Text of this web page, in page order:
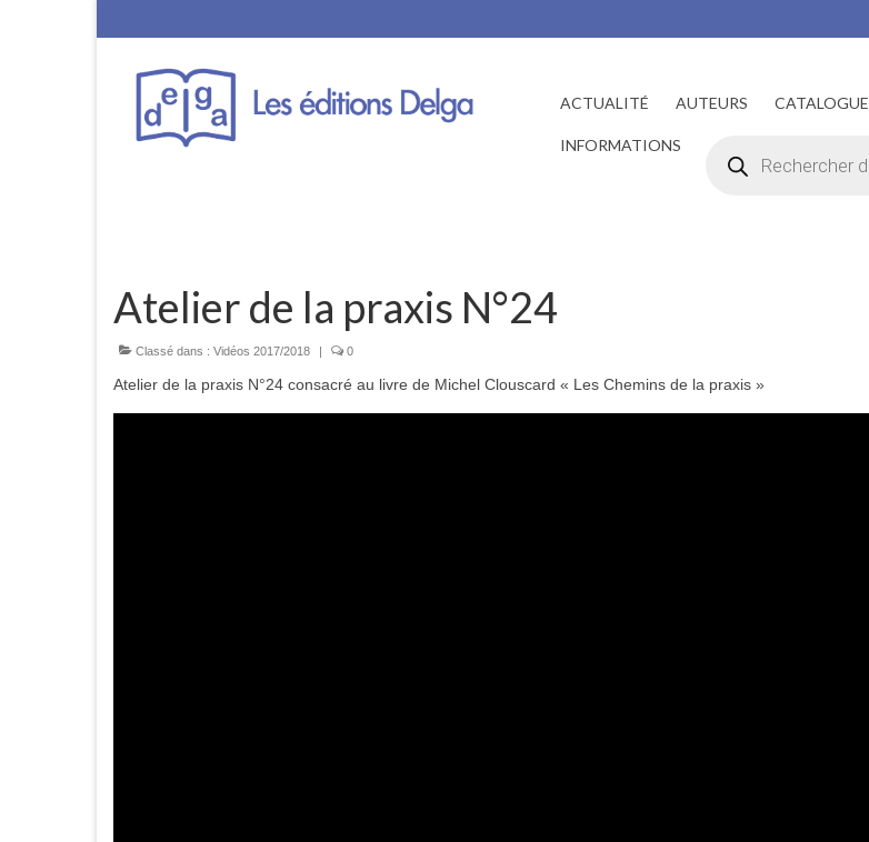
ACTUALITÉ AUTEURS CATALOGUE
INFORMATIONS
produits
Atelier de la praxis N°24
Classé dans : Vidéos 2017/2018 | 0
Atelier de la praxis N°24 consacré au livre de Michel Clouscard « Les Chemins de la praxis »